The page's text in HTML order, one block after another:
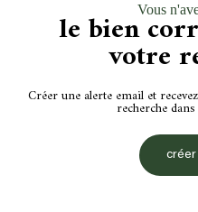
Vous
le bien
votre
Créer une alerte email et
recherche